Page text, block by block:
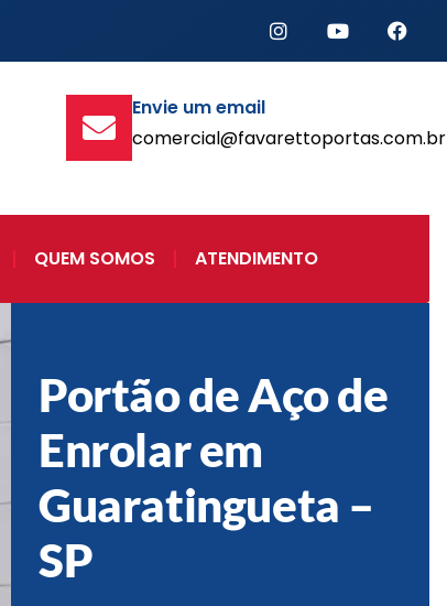
Envie um email
comercial@favarettoportas.com.br
QUEM SOMOS ATENDIMENTO
Portão de Aço de
Enrolar em
Guaratingueta –
SP